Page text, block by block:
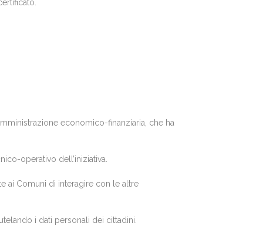
economico-finanziaria, che ha
operativo dell’iniziativa.
ai Comuni di interagire con le altre
i dati personali dei cittadini.